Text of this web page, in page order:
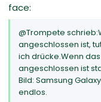
face:
@Trompete
angeschlossen ist,
ich drücke.Wenn
angeschlossen ist
Bild: Samsung
endlos.